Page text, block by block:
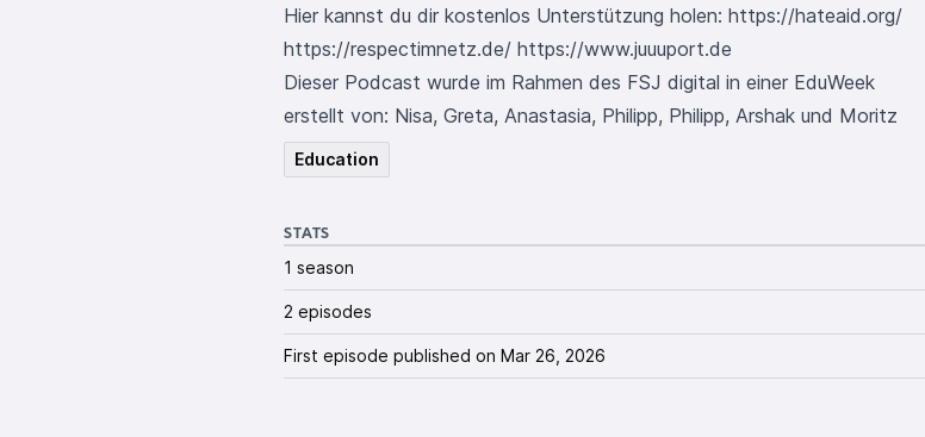
Hier kannst du dir kostenlos Unterstützung holen: https://hateaid.org/
https://respectimnetz.de/ https://www.juuuport.de
Dieser Podcast wurde im Rahmen des FSJ digital in einer EduWeek
erstellt von: Nisa, Greta, Anastasia, Philipp, Philipp, Arshak und Moritz
Education
STATS
1 season
2 episodes
First episode published on Mar 26, 2026